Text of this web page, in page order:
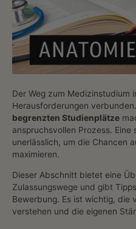
Der Weg zum Medizinstudium
Herausforderungen
begrenzten Studienplätze
anspruchsvollen Prozess.
unerlässlich, um die Chancen
maximieren.
Dieser Abschnitt bietet eine
Zulassungswege und gibt
Bewerbung. Es ist wichtig, die
verstehen und die eigenen